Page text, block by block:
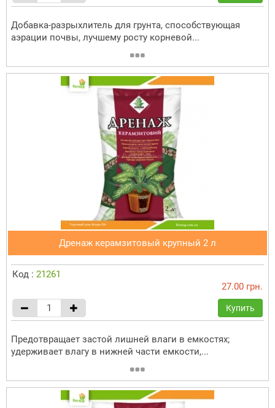
Добавка-разрыхлитель для грунта, способствующая
аэрации почвы, лучшему росту корневой...
Дренаж керамзитовый крупный 2 л
Код : 21261
27.00 грн.
Купить
Предотвращает застой лишней влаги в емкостях;
удерживает влагу в нижней части емкости,...